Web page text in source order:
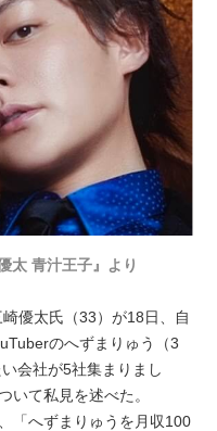
太 青汁王子』より
優太氏（33）が18日、自
のへずまりゅう（3
会社が5社集まりまし
いて私見を述べた。
「へずまりゅうを月収100